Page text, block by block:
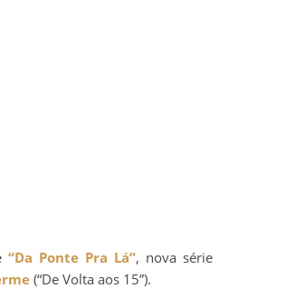
“Da Ponte Pra Lá”, nova série
(“De Volta aos 15”).